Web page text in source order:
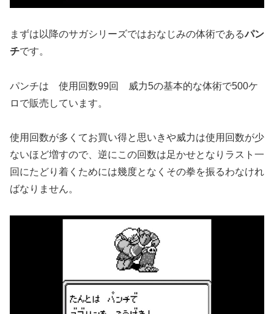
まずは以降のサガシリーズではおなじみの体術であるパン
チです。
パンチは 使用回数99回 威力5の基本的な体術で500ケ
ロで販売しています。
使用回数が多くてお買い得と思いきや威力は使用回数が少
ないほど増すので、逆にこの回数は足かせとなりラスト一
回にたどり着くためには幾度となくその拳を振るわなけれ
ばなりません。